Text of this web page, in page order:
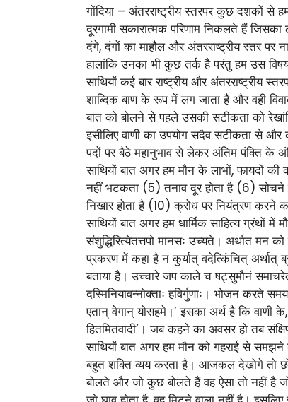
गोंदिया – अंतरराष्ट्रीय स्तरपर कुछ दशकों
दूरगामी सकारात्मक परिणाम निकलते हैं जिसका
दंगे, दंगों का माहौल और अंतरराष्ट्रीय स्तर पर
हालांकि उनका भी कुछ तर्क है परंतु हम उस
साथियों कई बार राष्ट्रीय और अंतरराष्ट्रीय
शाब्दिक बाण के रूप में लग जाता है और वही
बात को बोलने से पहले उसकी सटीकता को
इसीलिए वाणी का उपयोग सदैव सटीकता से
पदों पर बैठे महानुभाव से लेकर अंतिम पंक्ति के
साथियों बात अगर हम मौन के लाभों, फायदों
नहीं भटकता (5) तनाव दूर होता है (6) सोचने
निखार होता है (10) क्रोध पर नियंत्रण करने
साथियों बात अगर हम धार्मिक साहित्य ग्रंथों
संशुद्धिरित्येतत्तपो मानसः उच्यते। अर्थात
प्रकरण में कहा है न कुर्यात् वदेत्किंचित् अर्थात्
बताया है। उच्चारे जप काले च षट्सुमौनं
दस्मिनियावन्नोक्ताः हविर्गुणाः। भोजन
एतान् वेगान् योसहमे।’ इसका अर्थ है कि वाणी
हितमितवादी’। जब कहने का अवसर हो तब
साथियों बात अगर हम मौन को गहराई से
बहुत शक्ति व्यय करता है। आजकल देखोगे तो
बोलते और जो कुछ बोलते हैं वह ऐसा तो नहीं